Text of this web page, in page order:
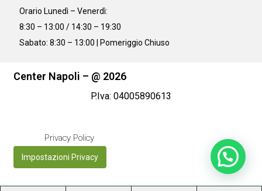
Orario Lunedì – Venerdì:
8:30 – 13:00 / 14:30 – 19:30
Sabato: 8:30 – 13:00 | Pomeriggio Chiuso
Center Napoli – @ 2026
P.Iva: 04005890613
Privacy Policy
Impostazioni Privacy